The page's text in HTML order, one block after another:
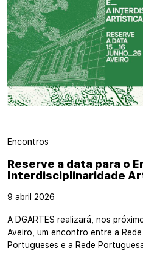
Encontros
Reserve a data para o
Interdisciplinaridade
9 abril 2026
A DGARTES realizará, nos
Aveiro, um encontro entre a
Portugueses e a Rede